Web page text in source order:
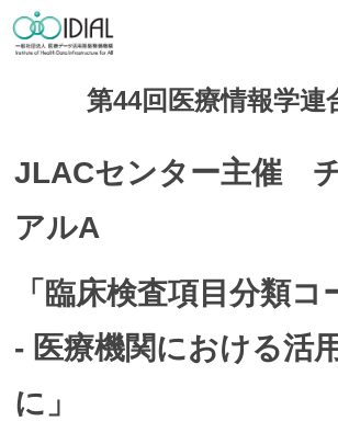
第44回医療情報学連
JLACセンター主催
アルA
「臨床検査項目分類
- 医療機関における活
に」